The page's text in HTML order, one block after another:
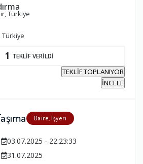
Türkiye
Türkiye
1 TEKLİF VERİLDİ
TEKLİF TOPLANIYOR
İNCELE
Daire, İşyeri
03.07.2025 - 22:23:33
31.07.2025